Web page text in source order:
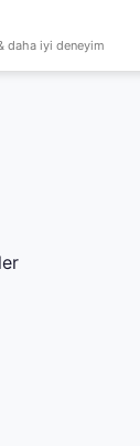
daha iyi deneyim
to main content